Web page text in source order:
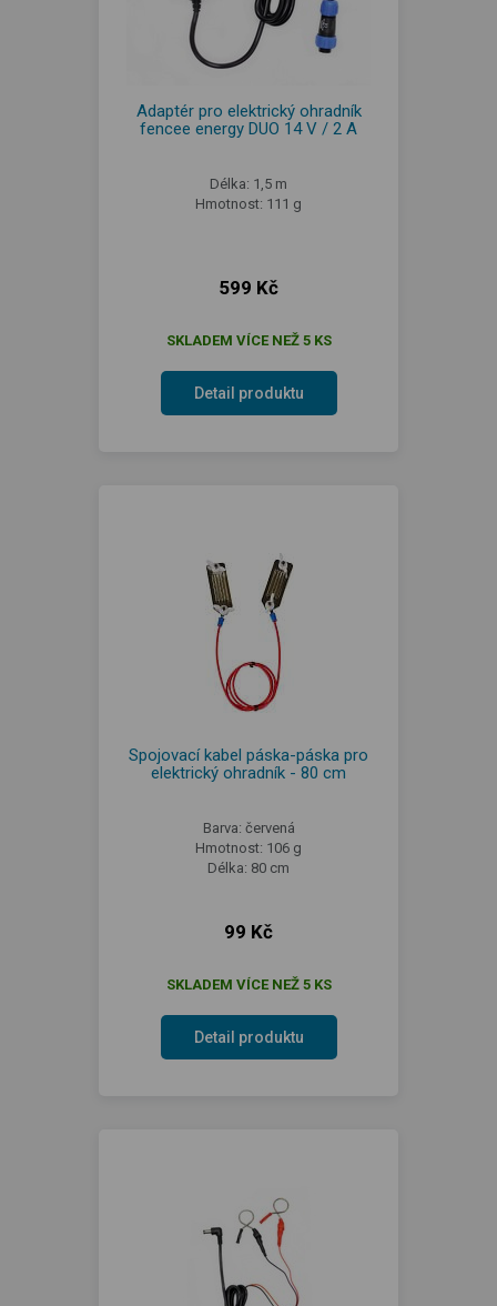
Adaptér pro elektrický ohradník
fencee energy DUO 14 V / 2 A
Délka: 1,5 m
Hmotnost: 111 g
599 Kč
SKLADEM VÍCE NEŽ 5 KS
Detail produktu
Spojovací kabel páska-páska pro
elektrický ohradník - 80 cm
Barva: červená
Hmotnost: 106 g
Délka: 80 cm
99 Kč
SKLADEM VÍCE NEŽ 5 KS
Detail produktu